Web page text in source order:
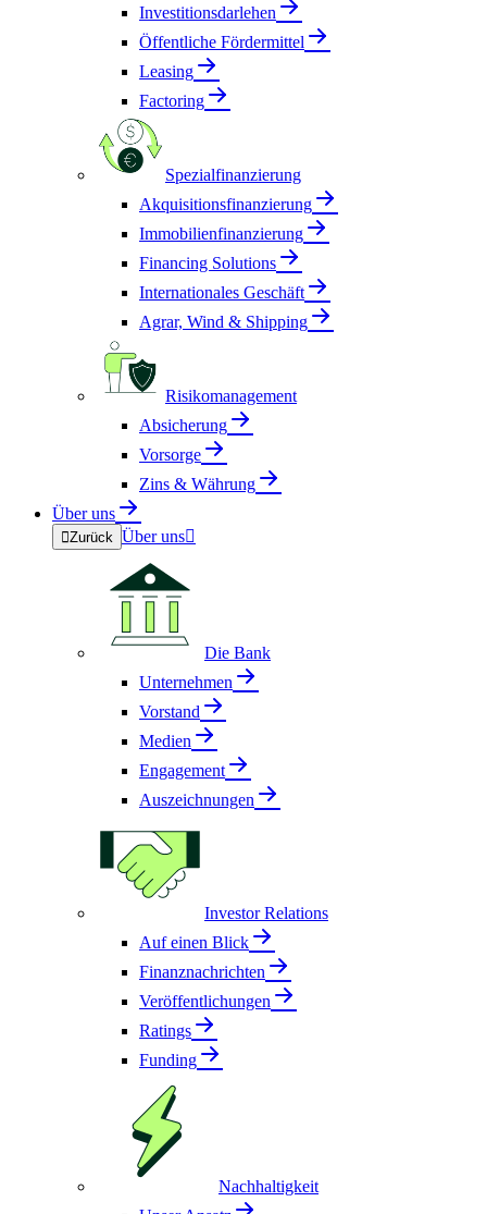
Investitionsdarlehen
Öffentliche Fördermittel
Leasing
Factoring
Spezialfinanzierung
Akquisitionsfinanzierung
Immobilienfinanzierung
Financing Solutions
Internationales Geschäft
Agrar, Wind & Shipping
Risikomanagement
Absicherung
Vorsorge
Zins & Währung
Über uns
Zurück Über uns
Die Bank
Unternehmen
Vorstand
Medien
Engagement
Auszeichnungen
Investor Relations
Auf einen Blick
Finanznachrichten
Veröffentlichungen
Ratings
Funding
Nachhaltigkeit